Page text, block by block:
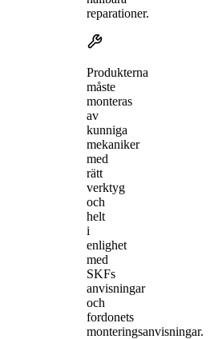
reparationer.
Produkterna
måste
monteras
av
kunniga
mekaniker
med
rätt
verktyg
och
helt
i
enlighet
med
SKFs
anvisningar
och
fordonets
monteringsanvisningar.